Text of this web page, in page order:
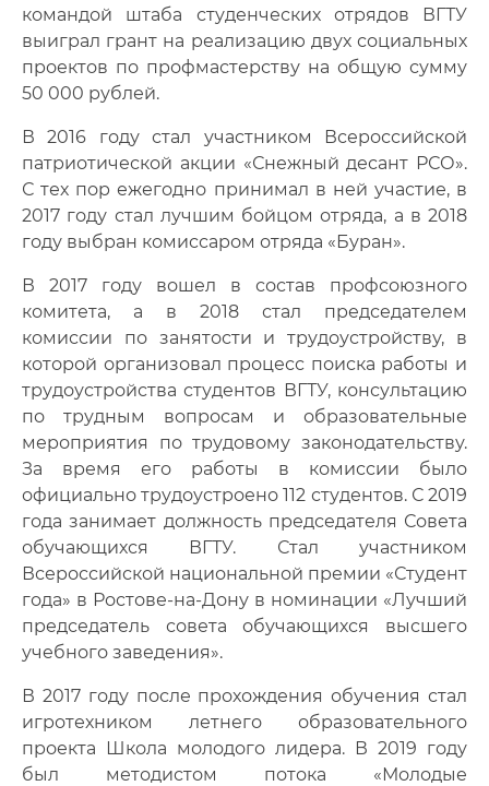
командой штаба студенческих отрядов ВГТУ
выиграл грант на реализацию двух социальных
проектов по профмастерству на общую сумму
50 000 рублей.
В 2016 году стал участником Всероссийской
патриотической акции «Снежный десант РСО».
С тех пор ежегодно принимал в ней участие, в
2017 году стал лучшим бойцом отряда, а в 2018
году выбран комиссаром отряда «Буран».
В 2017 году вошел в состав профсоюзного
комитета, а в 2018 стал председателем
комиссии по занятости и трудоустройству, в
которой организовал процесс поиска работы и
трудоустройства студентов ВГТУ, консультацию
по трудным вопросам и образовательные
мероприятия по трудовому законодательству.
За время его работы в комиссии было
официально трудоустроено 112 студентов. С 2019
года занимает должность председателя Совета
обучающихся ВГТУ. Стал участником
Всероссийской национальной премии «Студент
года» в Ростове-на-Дону в номинации «Лучший
председатель совета обучающихся высшего
учебного заведения».
В 2017 году после прохождения обучения стал
игротехником летнего образовательного
проекта Школа молодого лидера. В 2019 году
был методистом потока «Молодые